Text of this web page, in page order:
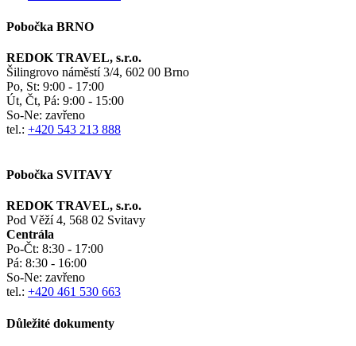
Pobočka BRNO
REDOK TRAVEL, s.r.o.
Šilingrovo náměstí 3/4, 602 00 Brno
Po, St: 9:00 - 17:00
Út, Čt, Pá: 9:00 - 15:00
So-Ne: zavřeno
tel.: +420 543 213 888
Pobočka SVITAVY
REDOK TRAVEL, s.r.o.
Pod Věží 4, 568 02 Svitavy
Centrála
Po-Čt: 8:30 - 17:00
Pá: 8:30 - 16:00
So-Ne: zavřeno
tel.: +420 461 530 663
Důležité dokumenty